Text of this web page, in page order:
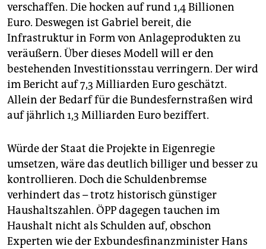
verschaffen. Die hocken auf rund 1,4 Billionen
Euro. Deswegen ist Gabriel bereit, die
Infrastruktur in Form von Anlageprodukten zu
veräußern. Über dieses Modell will er den
bestehenden Investitionsstau verringern. Der wird
im Bericht auf 7,3 Milliarden Euro geschätzt.
Allein der Bedarf für die Bundesfernstraßen wird
auf jährlich 1,3 Milliarden Euro beziffert.
Würde der Staat die Projekte in Eigenregie
umsetzen, wäre das deutlich billiger und besser zu
kontrollieren. Doch die Schuldenbremse
verhindert das – trotz historisch günstiger
Haushaltszahlen. ÖPP dagegen tauchen im
Haushalt nicht als Schulden auf, obschon
Experten wie der Exbundesfinanzminister Hans